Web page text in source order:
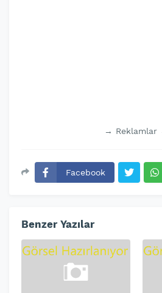
→ Reklamlar
Facebook
Benzer Yazılar